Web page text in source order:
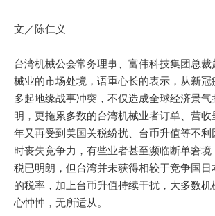
文／陈仁义
台湾机械公会常务理事、富伟科技集团总
械业的市场处境，语重心长的表示，从新
多起地缘战事冲突，不仅造成全球经济景
明，更拖累多数的台湾机械业者订单、营
年又再受到美国关税纷扰、台币升值等不
时丧失竞争力，有些业者甚至濒临断单窘
税已明朗，但台湾并未获得相较于竞争国
的税率，加上台币升值持续干扰，大多数
心忡忡，无所适从。